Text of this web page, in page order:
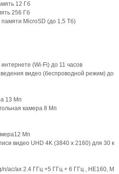
12 Гб
256 Гб
памяти MicroSD (до 1,5 Тб)
(Wi-Fi) до 11 часов
видео (беспроводной режим) до
13 Мп
камера 8 Мп
Мп
видео UHD 4K (3840 x 2160) для 30
n/ac/ax 2.4 ГГц +5 ГГц + 6 ГГц , HE160,